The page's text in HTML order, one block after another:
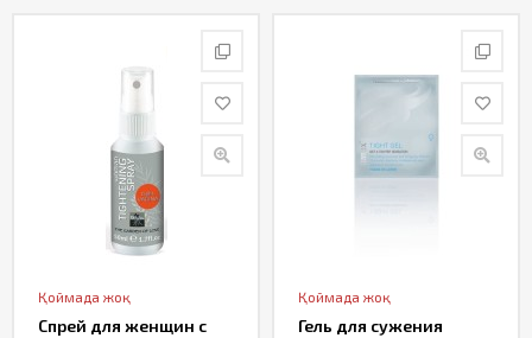
Қоймада жоқ
Спрей для женщин с
Қоймада жоқ
Гель для сужения